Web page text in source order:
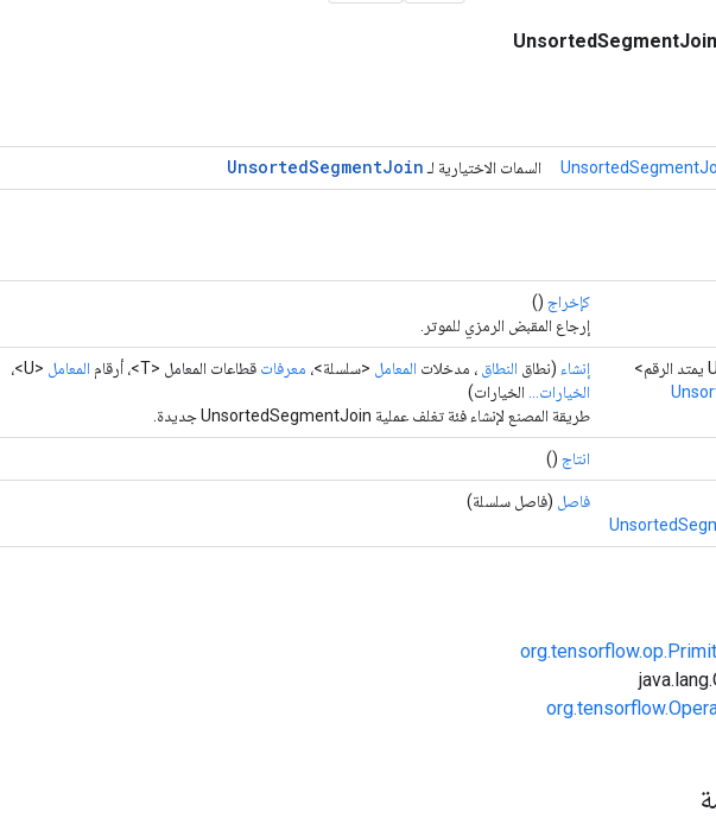
UnsortedSegmentJoin
السمات الاختيارية لـ UnsortedSegmentJoin
كإخراج ()
إرجاع المقبض الرمزي للموتر.
إنشاء (نطاق النطاق ، مدخلات المعامل <سلسلة>، معرفات قطاعات المعامل <T>، أرقام المعامل <U>،
الخيارات...
الخيارات)
طريقة المصنع لإنشاء فئة تغلف عملية UnsortedSegmentJoin جديدة.
انتاج ()
فاصل (فاصل سلسلة)